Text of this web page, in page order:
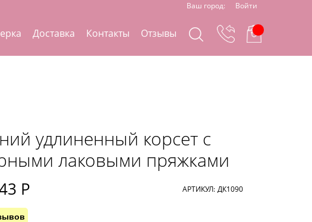
Ваш город: Войти
Доставка Контакты Отзывы
удлиненный корсет с
лаковыми пряжками
Р АРТИКУЛ: ДК1090